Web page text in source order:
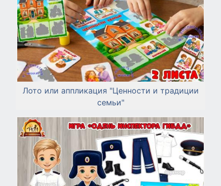
Лото или аппликация "Ценности и традиции
семьи"